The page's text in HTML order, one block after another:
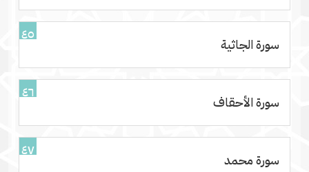
٤٥
سورة الجاثية
٤٦
سورة الأحقاف
٤٧
سورة محمد